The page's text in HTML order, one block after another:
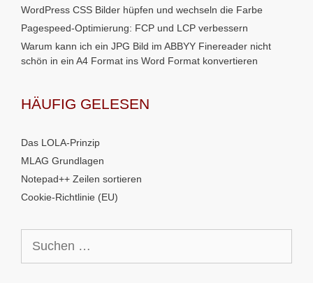
WordPress CSS Bilder hüpfen und wechseln die Farbe
Pagespeed-Optimierung: FCP und LCP verbessern
Warum kann ich ein JPG Bild im ABBYY Finereader nicht
schön in ein A4 Format ins Word Format konvertieren
HÄUFIG GELESEN
Das LOLA-Prinzip
MLAG Grundlagen
Notepad++ Zeilen sortieren
Cookie-Richtlinie (EU)
nach: